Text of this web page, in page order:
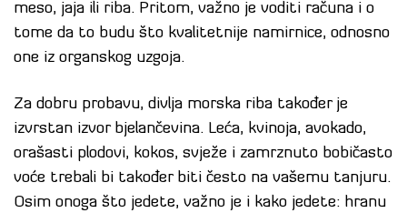
meso, jaja ili riba. Pritom, važno je voditi računa i o
tome da to budu što kvalitetnije namirnice, odnosno
one iz organskog uzgoja.
Za dobru probavu, divlja morska riba također je
izvrstan izvor bjelančevina. Leća, kvinoja, avokado,
orašasti plodovi, kokos, svježe i zamrznuto bobičasto
voće trebali bi također biti često na vašemu tanjuru.
Osim onoga što jedete, važno je i kako jedete: hranu